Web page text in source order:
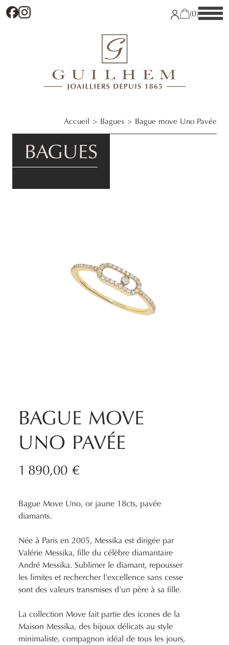
Facebook (0)
Accueil Bagues Bague move Uno Pavée
BAGUES
BAGUE MOVE
UNO PAVÉE
1 890,00 €
Bague Move Uno, or jaune 18cts, pavée
diamants.
Née à Paris en 2005, Messika est dirigée par
Valérie Messika, fille du célèbre diamantaire
André Messika. Sublimer le diamant, repousser
les limites et rechercher l'excellence sans cesse
sont des valeurs transmises d'un père à sa fille.
La collection Move fait partie des icones de la
Maison Messika, des bijoux délicats au style
minimaliste, compagnon idéal de tous les jours,